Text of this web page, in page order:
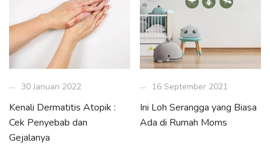
30 Januari 2022
Kenali Dermatitis Atopik :
Cek Penyebab dan
Gejalanya
16 September 2021
Ini Loh Serangga yang Biasa
Ada di Rumah Moms